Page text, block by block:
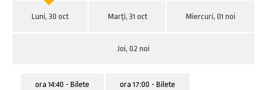
Luni, 30 oct Marți, 31 oct Miercuri, 01 noi
Joi, 02 noi
ora 14:40 - Bilete ora 17:00 - Bilete